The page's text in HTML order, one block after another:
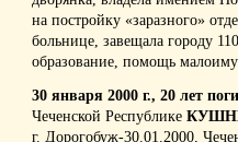
на постройку «заразного»
больнице, завещала городу
образование, помощь
30 января 2000 г., 20 лет
Чеченской Республике
г. Дорогобуж-30.01.2000,